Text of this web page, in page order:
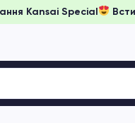
Kansai Special